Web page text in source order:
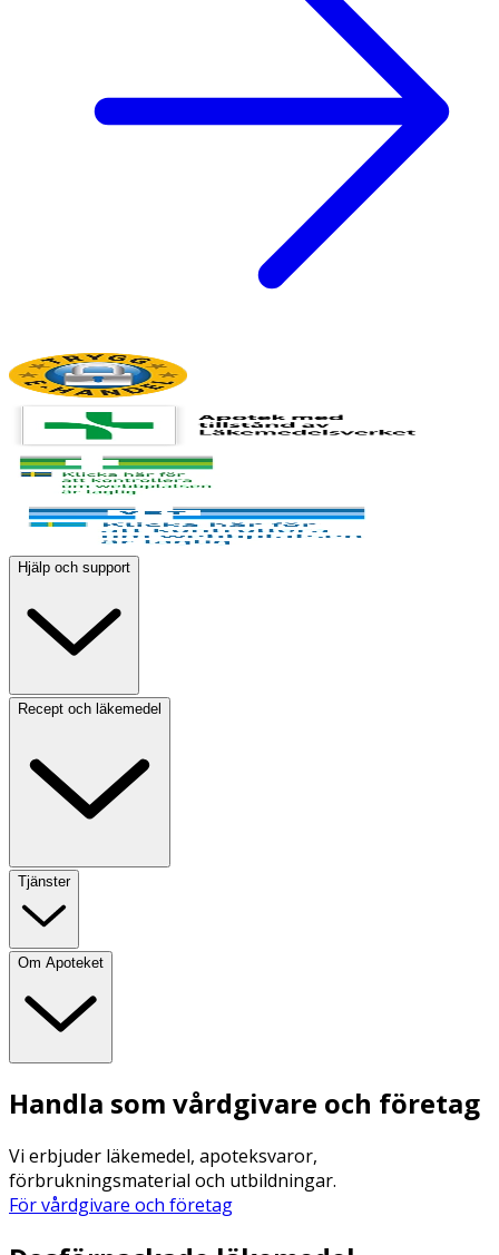
Hjälp och support
Recept och läkemedel
Tjänster
Om Apoteket
Handla som vårdgivare och företag
Vi erbjuder läkemedel, apoteksvaror,
förbrukningsmaterial och utbildningar.
För vårdgivare och företag